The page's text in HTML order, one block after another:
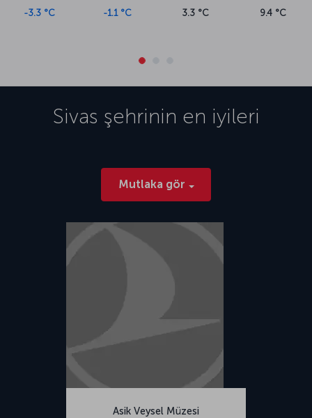
-3.3 °C -1.1 °C 3.3 °C 9.4 °C
Sivas şehrinin en iyileri
Mutlaka gör
Asik Veysel Müzesi